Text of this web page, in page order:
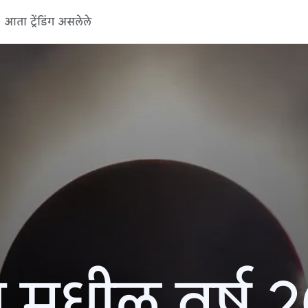
आता ट्रेंडिंग असलेले